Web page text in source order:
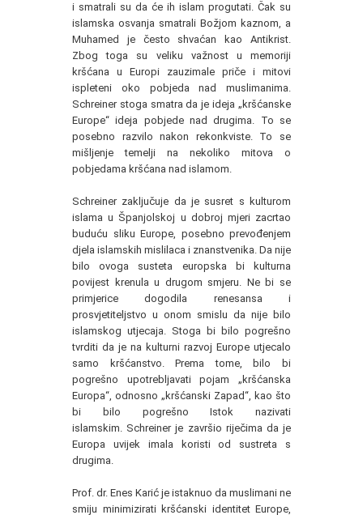
i smatrali su da će ih islam progutati. Čak su
islamska osvanja smatrali Božjom kaznom, a
Muhamed je često shvaćan kao Antikrist.
Zbog toga su veliku važnost u memoriji
kršćana u Europi zauzimale priče i mitovi
ispleteni oko pobjeda nad muslimanima.
Schreiner stoga smatra da je ideja „kršćanske
Europe“ ideja pobjede nad drugima. To se
posebno razvilo nakon rekonkviste. To se
mišljenje temelji na nekoliko mitova o
pobjedama kršćana nad islamom.
Schreiner zaključuje da je susret s kulturom
islama u Španjolskoj u dobroj mjeri zacrtao
buduću sliku Europe, posebno prevođenjem
djela islamskih mislilaca i znanstvenika. Da nije
bilo ovoga susteta europska bi kulturna
povijest krenula u drugom smjeru. Ne bi se
primjerice dogodila renesansa i
prosvjetiteljstvo u onom smislu da nije bilo
islamskog utjecaja. Stoga bi bilo pogrešno
tvrditi da je na kulturni razvoj Europe utjecalo
samo kršćanstvo. Prema tome, bilo bi
pogrešno upotrebljavati pojam „kršćanska
Europa“, odnosno „kršćanski Zapad“, kao što
bi bilo pogrešno Istok nazivati
islamskim. Schreiner je završio riječima da je
Europa uvijek imala koristi od sustreta s
drugima.
Prof. dr. Enes Karić je istaknuo da muslimani ne
smiju minimizirati kršćanski identitet Europe,